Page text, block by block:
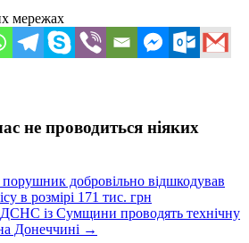
мережах
не проводиться ніяких
добровільно відшкодував
в розмірі 171 тис. грн
із Сумщини проводять технічну
Донеччині →